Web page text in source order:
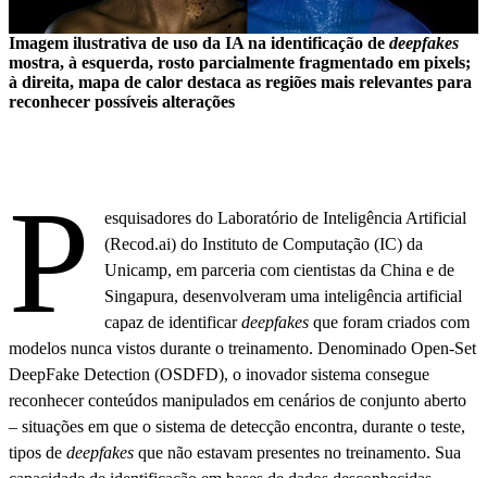
Imagem ilustrativa de uso da IA na identificação de deepfakes
mostra, à esquerda, rosto parcialmente fragmentado em pixels;
à direita, mapa de calor destaca as regiões mais relevantes para
reconhecer possíveis alterações
P
esquisadores do Laboratório de Inteligência Artificial
(Recod.ai) do Instituto de Computação (IC) da
Unicamp, em parceria com cientistas da China e de
Singapura, desenvolveram uma inteligência artificial
capaz de identificardeepfakesque foram criados com
modelos nunca vistos durante o treinamento. Denominado Open-Set
DeepFake Detection (OSDFD), o inovador sistema consegue
reconhecer conteúdos manipulados em cenários de conjunto aberto
– situações em que o sistema de detecção encontra, durante o teste,
tipos de deepfakes que não estavam presentes no treinamento. Sua